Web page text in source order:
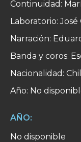
Continuidad:
Laboratorio:
Narración:
Banda y coros:
Nacionalidad:
Año: No
AÑO:
No disponible